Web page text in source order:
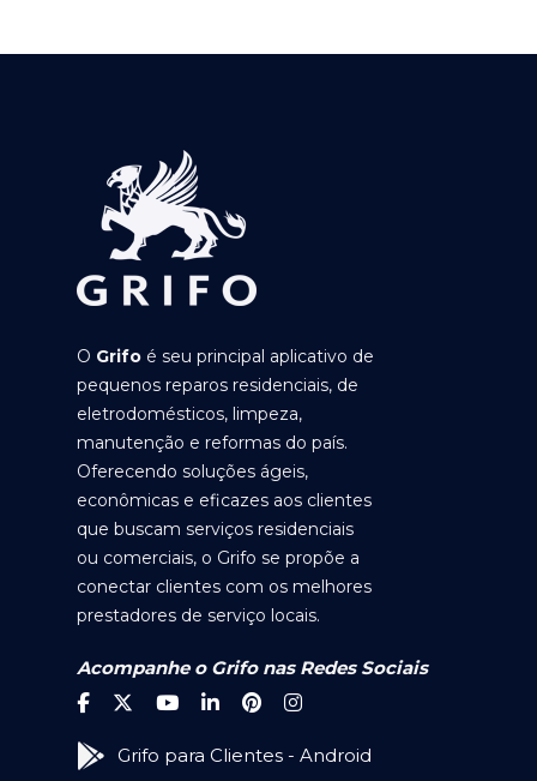
O Grifo é seu principal aplicativo de
pequenos reparos residenciais, de
eletrodomésticos, limpeza,
manutenção e reformas do país.
Oferecendo soluções ágeis,
econômicas e eficazes aos clientes
que buscam serviços residenciais
ou comerciais, o Grifo se propõe a
conectar clientes com os melhores
prestadores de serviço locais.
Acompanhe o Grifo nas Redes Sociais
Grifo para Clientes - Android